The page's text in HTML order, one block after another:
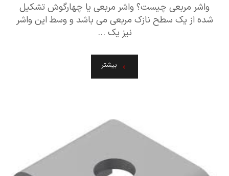
واشر مربعی چیست؟ واشر مربعی یا چهارگوش تشکیل
شده از یک سطح نازک مربعی می باشد و وسط این واشر
نیز یک ...
بیشتر